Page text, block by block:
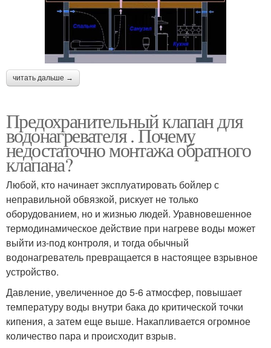
читать дальше →
Предохранительный клапан для
водонагревателя . Почему
недостаточно монтажа обратного
клапана?
Любой, кто начинает эксплуатировать бойлер с
неправильной обвязкой, рискует не только
оборудованием, но и жизнью людей. Уравновешенное
термодинамическое действие при нагреве воды может
выйти из-под контроля, и тогда обычный
водонагреватель превращается в настоящее взрывное
устройство.
Давление, увеличенное до 5-6 атмосфер, повышает
температуру воды внутри бака до критической точки
кипения, а затем еще выше. Накапливается огромное
количество пара и происходит взрыв.